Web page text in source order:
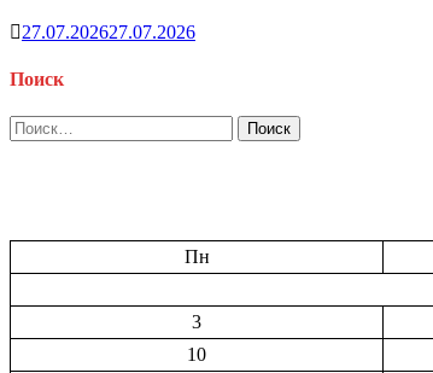
27.07.202627.07.2026
Поиск
Найти:
Пн
3
10